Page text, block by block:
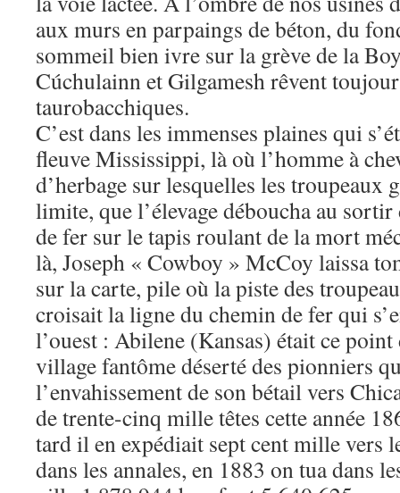
aux murs en parpaings de béton, du
sommeil bien ivre sur la grève de la
Cúchulainn et Gilgamesh rêvent
taurobacchiques.
C’est dans les immenses plaines qui
fleuve Mississippi, là où l’homme à
d’herbage sur lesquelles les troupeaux
limite, que l’élevage déboucha au
de fer sur le tapis roulant de la mort
là, Joseph « Cowboy » McCoy laissa
sur la carte, pile où la piste des
croisait la ligne du chemin de fer qui
l’ouest : Abilene (Kansas) était ce
village fantôme déserté des pionniers
l’envahissement de son bétail vers
de trente-cinq mille têtes cette année
tard il en expédiait sept cent mille vers
dans les annales, en 1883 on tua dans